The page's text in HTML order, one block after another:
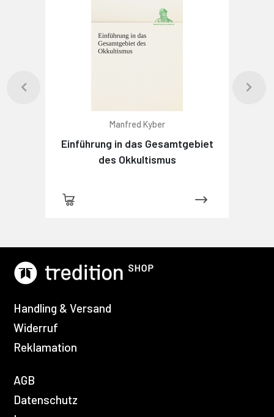
Manfred Kyber
Einführung in das Gesamtgebiet
des Okkultismus
Handling & Versand
Widerruf
Reklamation
AGB
Datenschutz